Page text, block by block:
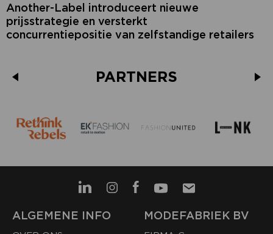
Another-Label introduceert nieuwe
prijsstrategie en versterkt
concurrentiepositie van zelfstandige retailers
PARTNERS
ALGEMENE INFO MODEFABRIEK BV